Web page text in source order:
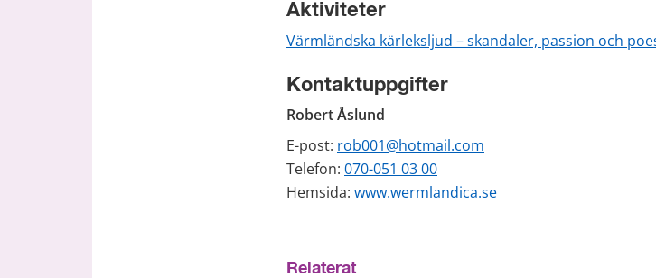
Aktiviteter
Värmländska kärleksljud – skandaler, passion och
Kontaktuppgifter
Robert Åslund
E-post: rob001@hotmail.com
Telefon: 070-051 03 00
Hemsida: www.wermlandica.se
Relaterat